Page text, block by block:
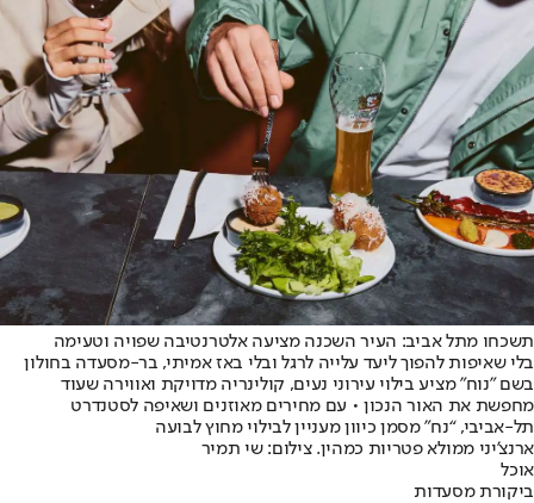
תשכחו מתל אביב: העיר השכנה מציעה אלטרנטיבה שפויה וטעימה
בלי שאיפות להפוך ליעד עלייה לרגל ובלי באז אמיתי, בר-מסעדה בחולון
בשם "נוח" מציע בילוי עירוני נעים, קולינריה מדויקת ואווירה שעוד
מחפשת את האור הנכון • עם מחירים מאוזנים ושאיפה לסטנדרט
תל-אביבי, “נח” מסמן כיוון מעניין לבילוי מחוץ לבועה
ארנצ'יני ממולא פטריות כמהין. צילום: שי תמיר
אוכל
ביקורת מסעדות